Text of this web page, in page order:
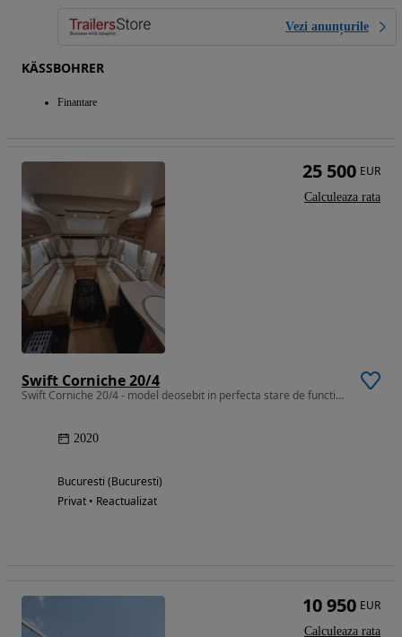
Vezi anunțurile
KÄSSBOHRER
Finantare
Swift Corniche 20/4
Swift Corniche 20/4 - model deosebit in perfecta stare de functionare
2020
Bucuresti (Bucuresti)
Privat • Reactualizat
25 500 EUR
Calculeaza rata
10 950 EUR
Calculeaza rata